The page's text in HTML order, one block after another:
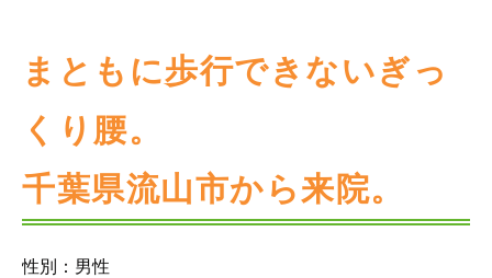
まともに歩行できないぎっ
くり腰。
千葉県流山市から来院。
性別：男性